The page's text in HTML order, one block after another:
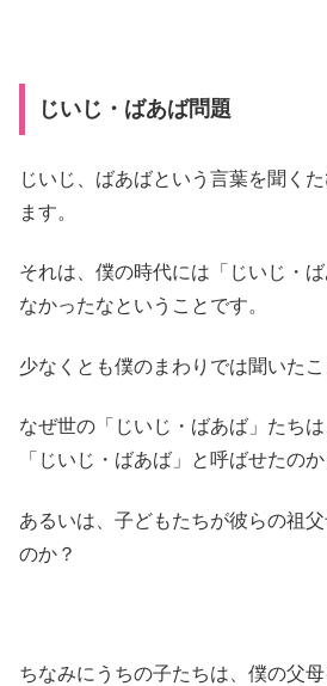
じいじ・ばあば問題
じいじ、ばあばという言葉を聞く
ます。
それは、僕の時代には「じいじ・
なかったなということです。
少なくとも僕のまわりでは聞いたこ
なぜ世の「じいじ・ばあば」たち
「じいじ・ばあば」と呼ばせたのか
あるいは、子どもたちが彼らの祖
のか？
ちなみにうちの子たちは、僕の父母